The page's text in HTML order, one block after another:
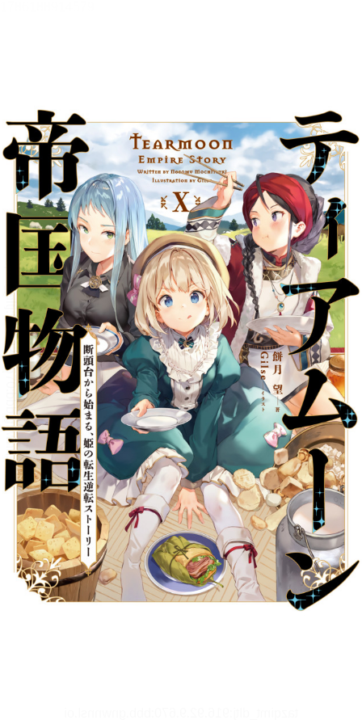
ろしSS＆電子書籍限定SS付き】
メニュー
目次
目次を一覧で表示します。
本文検索
本文内から文字を検索します。
自動ページ送り
一定時間経つ毎に自動でページを送ります。
リーダー設定
文字サイズ、エフェクトの変更などを行います。